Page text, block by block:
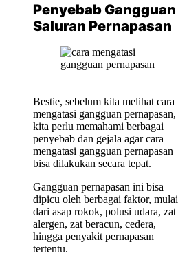
Penyebab Gangguan
Saluran Pernapasan
Bestie, sebelum kita melihat cara
mengatasi gangguan pernapasan,
kita perlu memahami berbagai
penyebab dan gejala agar cara
mengatasi gangguan pernapasan
bisa dilakukan secara tepat.
Gangguan pernapasan ini bisa
dipicu oleh berbagai faktor, mulai
dari asap rokok, polusi udara, zat
alergen, zat beracun, cedera,
hingga penyakit pernapasan
tertentu.